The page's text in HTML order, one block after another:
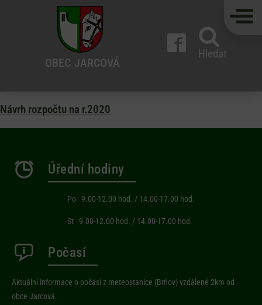
OBEC JARCOVÁ
Hledat
Návrh rozpočtu na r.2020
Úřední hodiny
Po 9.00-12.00 hod. / 14.00-17.00 hod.
St 9.00-12.00 hod. / 14.00-17.00 hod.
Počasí
Aktuální informace o počasí z meteostanice (Brňov) vzdálené 2km od
obce Jarcová.